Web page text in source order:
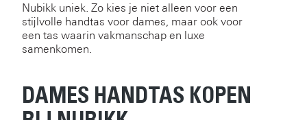
Nubikk uniek. Zo kies je niet alleen voor een
stijlvolle handtas voor dames, maar ook voor
een tas waarin vakmanschap en luxe
samenkomen.
DAMES HANDTAS KOPEN